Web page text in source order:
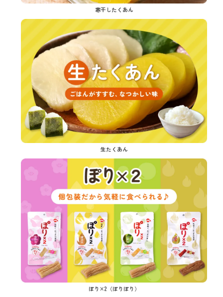
寒干したくあん
生たくあん
ぽり×2（ぽりぽり）